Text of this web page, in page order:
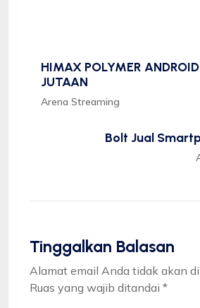
HIMAX POLYMER
JUTAAN
Arena Streaming
Bolt Jual
Tinggalkan Balasan
Alamat email Anda tidak akan
Ruas yang wajib ditandai *